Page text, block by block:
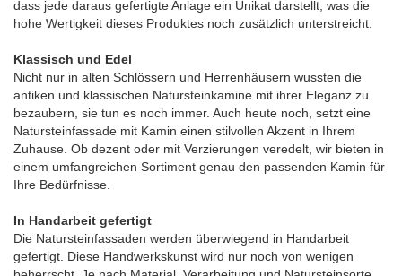
dass jede daraus gefertigte Anlage ein Unikat darstellt, was die
hohe Wertigkeit dieses Produktes noch zusätzlich unterstreicht.
Klassisch und Edel
Nicht nur in alten Schlössern und Herrenhäusern wussten die
antiken und klassischen Natursteinkamine mit ihrer Eleganz zu
bezaubern, sie tun es noch immer. Auch heute noch, setzt eine
Natursteinfassade mit Kamin einen stilvollen Akzent in Ihrem
Zuhause. Ob dezent oder mit Verzierungen veredelt, wir bieten in
einem umfangreichen Sortiment genau den passenden Kamin für
Ihre Bedürfnisse.
In Handarbeit gefertigt
Die Natursteinfassaden werden überwiegend in Handarbeit
gefertigt. Diese Handwerkskunst wird nur noch von wenigen